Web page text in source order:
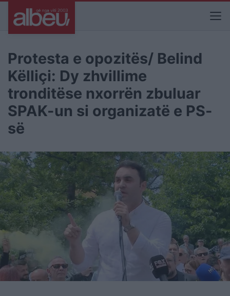
Protesta e opozitës/ Belind
Këlliçi: Dy zhvillime
tronditëse nxorrën zbuluar
SPAK-un si organizatë e PS-
së